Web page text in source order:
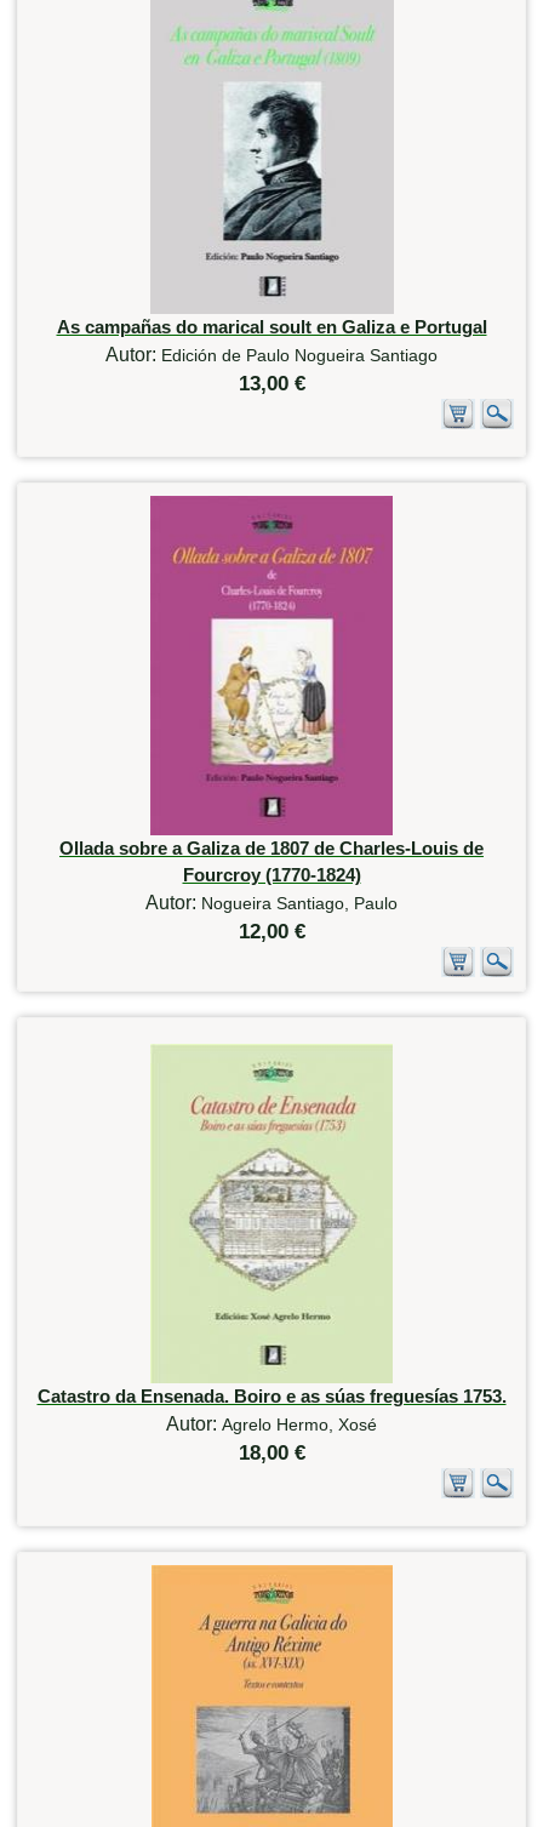
As campañas do marical soult en Galiza e Portugal
Autor: Edición de Paulo Nogueira Santiago
13,00 €
Ollada sobre a Galiza de 1807 de Charles-Louis de
Fourcroy (1770-1824)
Autor: Nogueira Santiago, Paulo
12,00 €
Catastro da Ensenada. Boiro e as súas freguesías 1753.
Autor: Agrelo Hermo, Xosé
18,00 €